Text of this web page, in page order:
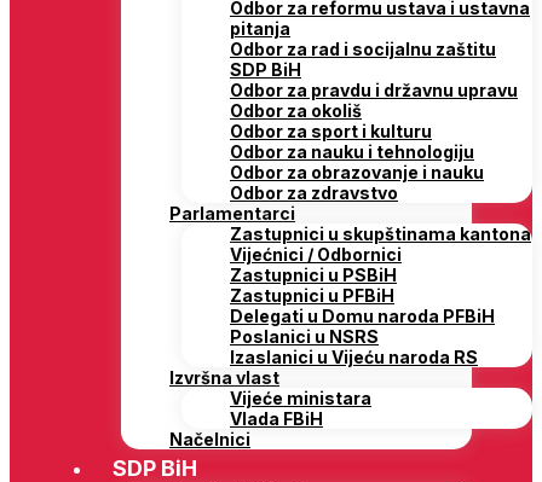
Odbor za reformu ustava i ustavna
pitanja
Odbor za rad i socijalnu zaštitu
SDP BiH
Odbor za pravdu i državnu upravu
Odbor za okoliš
Odbor za sport i kulturu
Odbor za nauku i tehnologiju
Odbor za obrazovanje i nauku
Odbor za zdravstvo
Parlamentarci
Zastupnici u skupštinama kantona
Vijećnici / Odbornici
Zastupnici u PSBiH
Zastupnici u PFBiH
Delegati u Domu naroda PFBiH
Poslanici u NSRS
Izaslanici u Vijeću naroda RS
Izvršna vlast
Vijeće ministara
Vlada FBiH
Načelnici
SDP BiH